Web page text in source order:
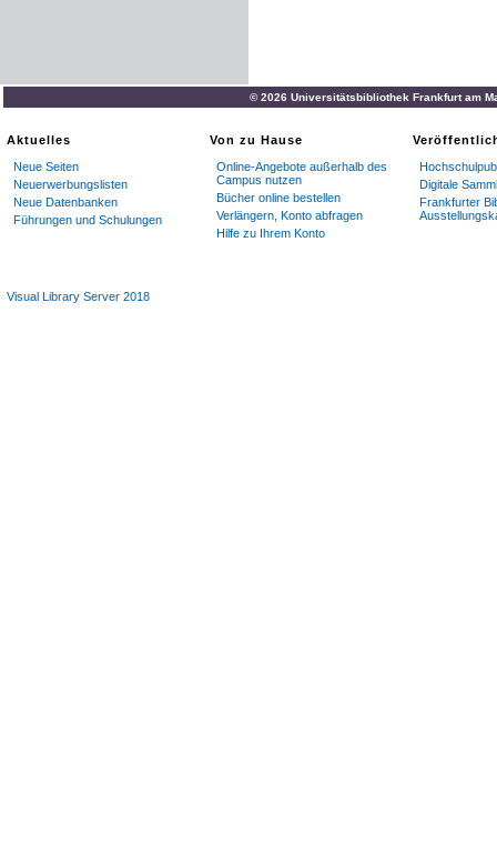
© 2026 Universitätsbibliothek Frankfurt am
Aktuelles
Neue Seiten
Neuerwerbungslisten
Neue Datenbanken
Führungen und Schulungen
Von zu Hause
Online-Angebote außerhalb des
Campus nutzen
Bücher online bestellen
Verlängern, Konto abfragen
Hilfe zu Ihrem Konto
Digitale
Frankfurter
Visual Library Server 2018